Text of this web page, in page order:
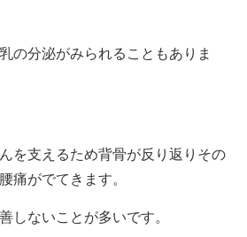
の分泌がみられることもありま
を支えるため背骨が反り返りその
痛がでてきます。
しないことが多いです。